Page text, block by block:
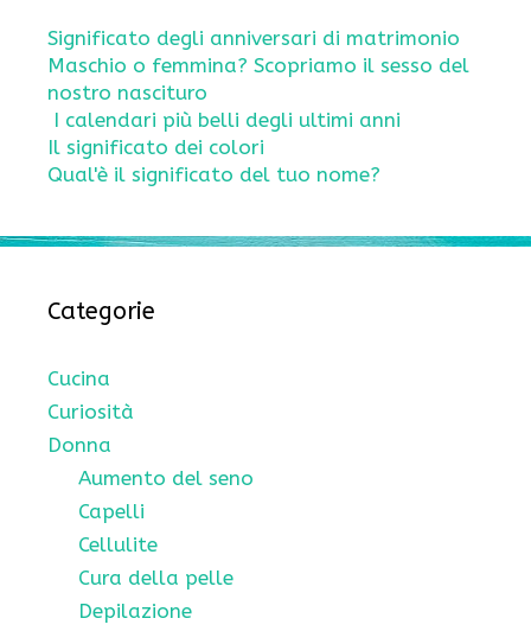
Significato degli anniversari di matrimonio
Maschio o femmina? Scopriamo il sesso del
nostro nascituro
I calendari più belli degli ultimi anni
Il significato dei colori
Qual'è il significato del tuo nome?
Categorie
Cucina
Curiosità
Donna
Aumento del seno
Capelli
Cellulite
Cura della pelle
Depilazione